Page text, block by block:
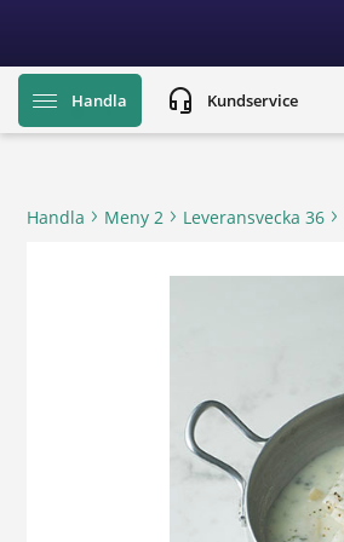
Handla headset_mic Kundservice
Handla Meny 2 Leveransvecka 36